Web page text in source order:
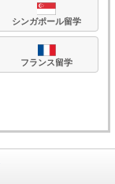
シンガポール留学
フランス留学